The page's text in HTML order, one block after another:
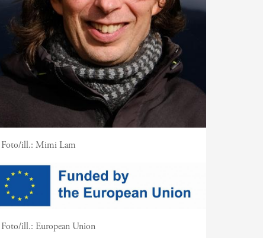
Foto/ill.:Mimi Lam
Foto/ill.:European Union